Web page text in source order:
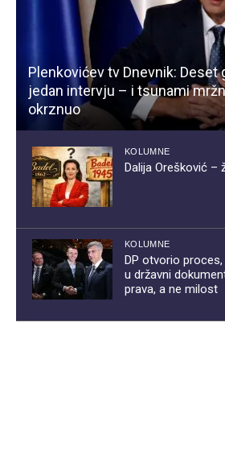
Plenkovićev tv Dnevnik: Deset
jedan intervju – i tsunami
okrznuo
KOLUMNE
Dalija Orešković –
KOLUMNE
DP otvorio
u državni
prava, a ne milost